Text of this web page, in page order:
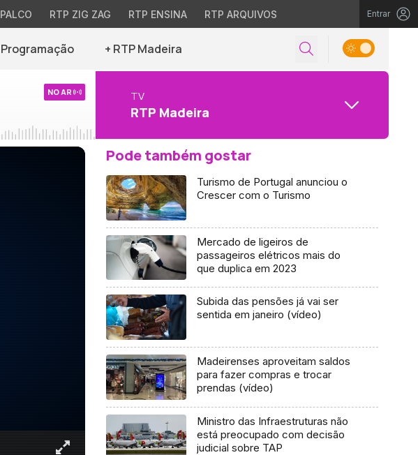
RTP ZIG ZAG RTP ENSINA RTP ARQUIVOS Entrar
Programação + RTP Madeira
NO AR TV
RTP Madeira
Pode também gostar
Turismo de Portugal anunciou o
Crescer com o Turismo
Mercado de ligeiros de
passageiros elétricos mais do
que duplica em 2023
Subida das pensões já vai ser
sentida em janeiro (vídeo)
Madeirenses aproveitam saldos
para fazer compras e trocar
prendas (vídeo)
Ministro das Infraestruturas não
está preocupado com decisão
judicial sobre TAP